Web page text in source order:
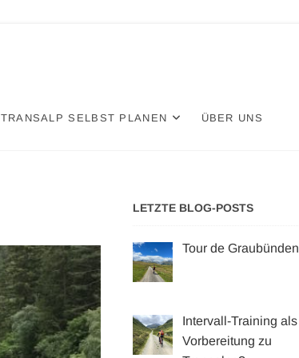
TRANSALP SELBST PLANEN ÜBER UNS
LETZTE BLOG-POSTS
Tour de Graubünden
Intervall-Training als
Vorbereitung zu